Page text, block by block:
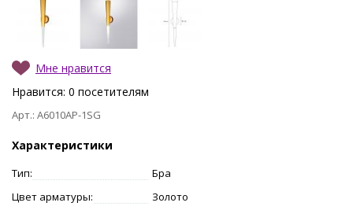
Мне нравится
Нравится: 0 посетителям
Арт.: A6010AP-1SG
Характеристики
Тип:
Бра
Цвет арматуры:
Золото